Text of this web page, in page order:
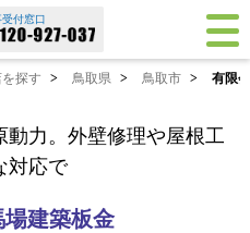
付窓口
探す > 鳥取県 > 鳥取市 > 有限
動力。外壁修理や屋根工
対応で
建築板金